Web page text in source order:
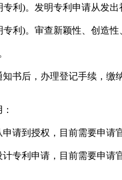
利)。发明专利申请从发出
利)。审查新颖性、创造性
书后，办理登记手续，缴
请到授权，目前需要申请
专利申请，目前需要申请